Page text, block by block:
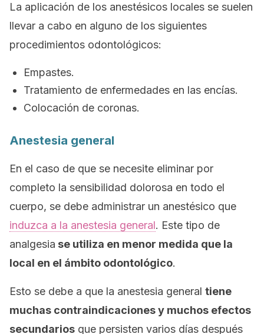
La aplicación de los anestésicos locales se suelen
llevar a cabo en alguno de los siguientes
procedimientos odontológicos:
Empastes.
Tratamiento de enfermedades en las encías.
Colocación de coronas.
Anestesia general
En el caso de que se necesite eliminar por
completo la sensibilidad dolorosa en todo el
cuerpo, se debe administrar un anestésico que
induzca a la anestesia general. Este tipo de
analgesia se utiliza en menor medida que la
local en el ámbito odontológico.
Esto se debe a que la anestesia general tiene
muchas contraindicaciones y muchos efectos
secundarios que persisten varios días después